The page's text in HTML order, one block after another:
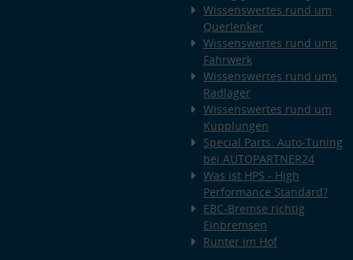
Wissenswertes rund um
Querlenker
Wissenswertes rund ums
Fahrwerk
Wissenswertes rund ums
Radlager
Wissenswertes rund um
Kupplungen
Special Parts: Auto-Tuning
bei AUTOPARTNER24
Was ist HPS - High
Performance Standard?
EBC-Bremse richtig
Einbremsen
Runter im Hof